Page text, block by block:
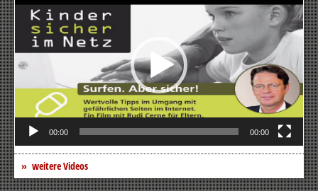
00:00 00:00
weitere Videos